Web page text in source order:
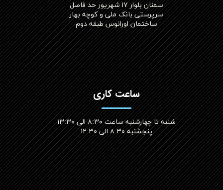
سمنان بلوار ۱۷ شهریور حد فاصل
سرپرستی بانک ملی و کوچه بهار
ساختمان اورانوس طبقه دوم
ساعت کاری
شنبه تا چهارشنبه ساعت ۸:۳۰ الی ۱۳:۳۰
پنجشنبه ۸:۳۰ الی ۱۲:۳۰​​​​​​​